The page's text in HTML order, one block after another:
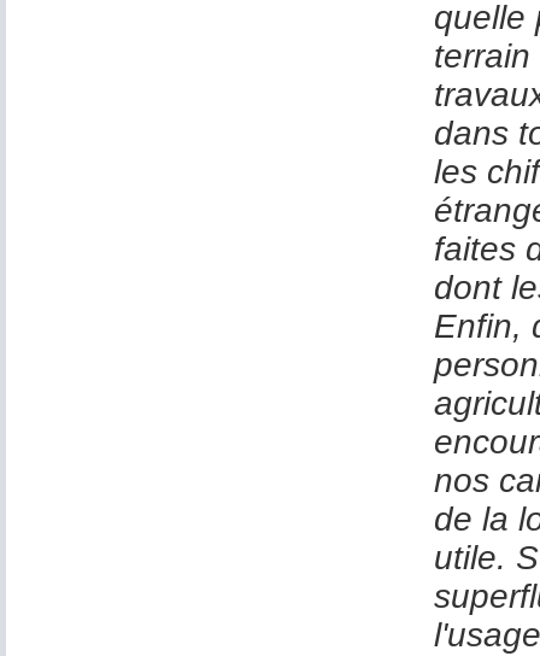
quelle
dans
les
faites
dont
Enfin,
nos
de la
utile.